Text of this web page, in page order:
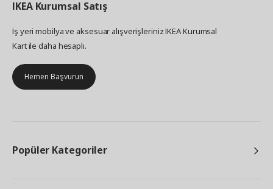
IKEA Kurumsal Satış
İş yeri mobilya ve aksesuar alışverişleriniz IKEA Kurumsal
Kart ile daha hesaplı.
Hemen Başvurun
Popüler Kategoriler